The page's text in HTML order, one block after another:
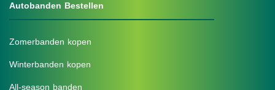
Autobanden Bestellen
Zomerbanden kopen
Winterbanden kopen
All-season banden